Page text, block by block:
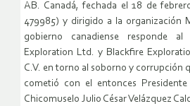
AB. Canadá, fechada el 18 de
479985) y dirigido a la organización
gobierno canadiense responde
Exploration Ltd. y Blackfire
C.V. en torno al soborno y corrupción
cometió con el entonces
Chicomuselo Julio César Velázquez